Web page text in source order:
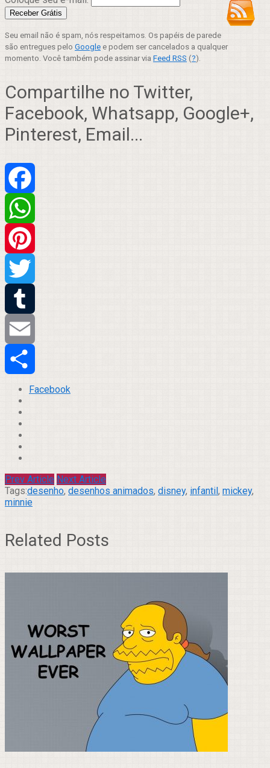
Seu email não é spam, nós respeitamos. Os papéis de parede
são entregues pelo Google e podem ser cancelados a qualquer
momento. Você também pode assinar via Feed RSS (?).
Compartilhe no Twitter,
Facebook, Whatsapp, Google+,
Pinterest, Email...
Facebook
WhatsApp
Pinterest
Twitter
Tumblr
Email
Compartilhar
Facebook
Prev Article Next Article
Tags:desenho, desenhos animados, disney, infantil, mickey,
minnie
Related Posts